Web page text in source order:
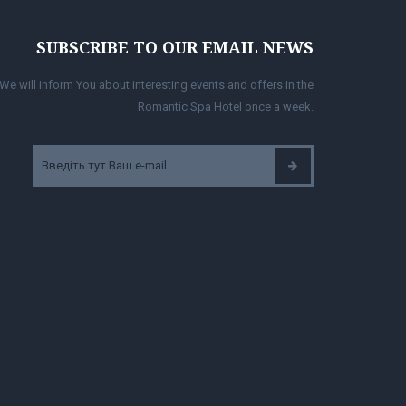
SUBSCRIBE TO OUR EMAIL NEWS
We will inform You about interesting events and offers in the
Romantic Spa Hotel once a week.